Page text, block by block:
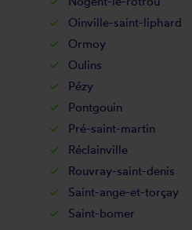
Oinville-saint-liphard
Ormoy
Oulins
Pézy
Pontgouin
Pré-saint-martin
Réclainville
Rouvray-saint-denis
Saint-ange-et-torçay
Saint-bomer